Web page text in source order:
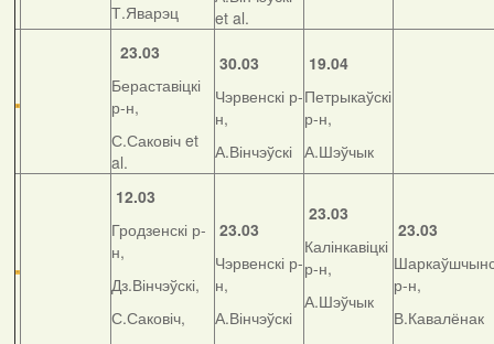
Т.Яварэц
et al.
23.03
Бераставіцкі
р-н,
С.Саковіч et
al.
30.03
Чэрвенскі р-
н,
А.Вінчэўскі
19.04
Петрыкаўскі
р-н,
А.Шэўчык
12.03
Гродзенскі р-
н,
Дз.Вінчэўскі,
С.Саковіч,
23.03
Чэрвенскі р-
н,
А.Вінчэўскі
23.03
Калінкавіцкі
р-н,
А.Шэўчык
23.03
р-н,
В.Кавалёнак